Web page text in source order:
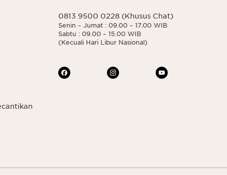
0813 9500 0228 (Khusus Chat)
Senin – Jumat : 09.00 – 17.00 WIB
Sabtu : 09.00 – 15.00 WIB
(Kecuali Hari Libur Nasional)